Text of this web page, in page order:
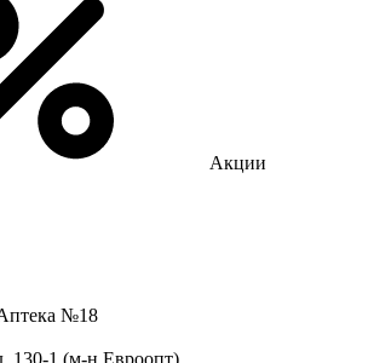
Акции
№18
130-1 (м-н Евроопт)